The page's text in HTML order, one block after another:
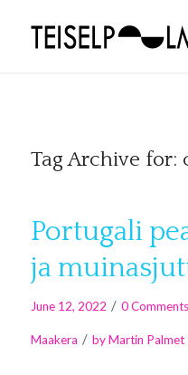
Tag Archive for:
Portugali
ja
June 12, 2022 / 0 Comments
Maakera / byMartin Palmet